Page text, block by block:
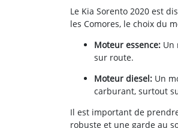
Le Kia Sorento 2020 est
les Comores, le choix du
Moteur essence: Un
sur route.
Moteur diesel: Un
carburant, surtout
Il est important de
robuste et une garde au